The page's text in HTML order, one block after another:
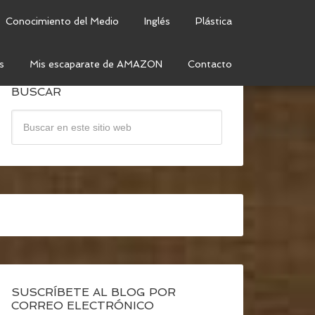
Conocimiento del Medio Inglés Plástica
Mis escaparate de AMAZON Contacto
BUSCAR
SUSCRÍBETE AL BLOG POR
CORREO ELECTRÓNICO